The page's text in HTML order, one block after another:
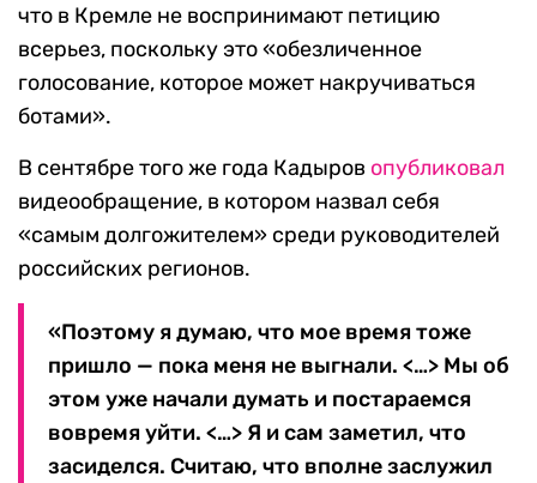
что в Кремле не воспринимают петицию
всерьез, поскольку это «обезличенное
голосование, которое может накручиваться
ботами».
В сентябре того же года Кадыров опубликовал
видеообращение, в котором назвал себя
«самым долгожителем» среди руководителей
российских регионов.
«Поэтому я думаю, что мое время тоже
пришло — пока меня не выгнали. <…> Мы об
этом уже начали думать и постараемся
вовремя уйти. <…> Я и сам заметил, что
засиделся. Считаю, что вполне заслужил